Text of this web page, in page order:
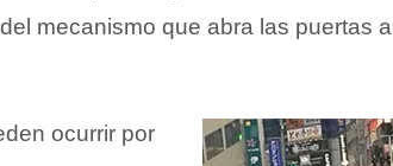
mecanismo que abra las puertas
ocurrir por